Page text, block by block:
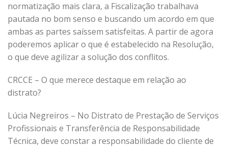
normatização mais clara, a Fiscalização trabalhava
pautada no bom senso e buscando um acordo em que
ambas as partes saíssem satisfeitas. A partir de agora
poderemos aplicar o que é estabelecido na Resolução,
o que deve agilizar a solução dos conflitos.
CRCCE – O que merece destaque em relação ao
distrato?
Lúcia Negreiros – No Distrato de Prestação de Serviços
Profissionais e Transferência de Responsabilidade
Técnica, deve constar a responsabilidade do cliente de